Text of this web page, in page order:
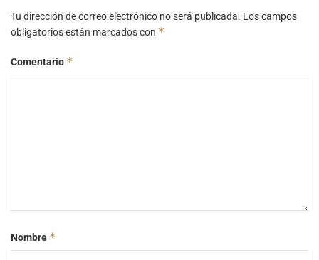
Tu dirección de correo electrónico no será publicada. Los campos
obligatorios están marcados con *
Comentario *
Nombre *